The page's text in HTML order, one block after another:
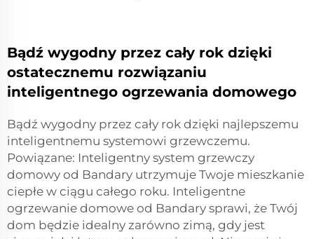
Bądź wygodny przez cały rok dzięki
ostatecznemu rozwiązaniu
inteligentnego ogrzewania domowego
Bądź wygodny przez cały rok dzięki najlepszemu
inteligentnemu systemowi grzewczemu.
Powiązane: Inteligentny system grzewczy
domowy od Bandary utrzymuje Twoje mieszkanie
ciepłe w ciągu całego roku. Inteligentne
ogrzewanie domowe od Bandary sprawi, że Twój
dom będzie idealny zarówno zimą, gdy jest